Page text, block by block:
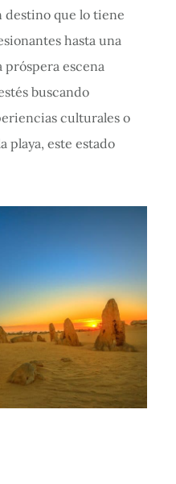
destino que lo tiene
hasta una
escena
buscando
culturales o
playa, este estado